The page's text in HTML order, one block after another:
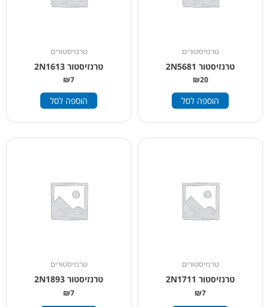
טרנזיסטורים
טרנזיסטור 2N5681
₪20
הוספה לסל
טרנזיסטורים
טרנזיסטור 2N1613
₪7
הוספה לסל
טרנזיסטורים
טרנזיסטור 2N1711
₪7
טרנזיסטורים
טרנזיסטור 2N1893
₪7